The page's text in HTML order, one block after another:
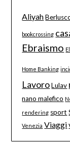
Aliyah
bookcrossing
Ebraismo
Home Banking
Lavoro Lulav
nano malefico
rendering sport
Venezia Viaggi